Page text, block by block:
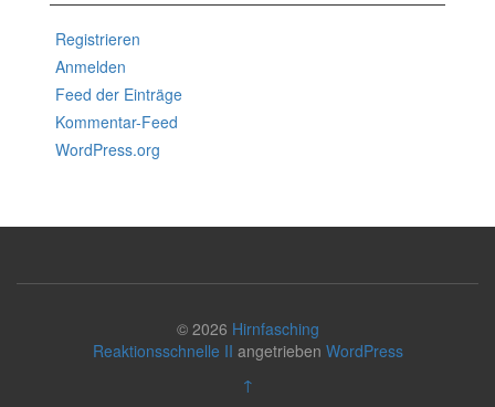
Registrieren
Anmelden
Feed der Einträge
Kommentar-Feed
WordPress.org
© 2026 Hirnfasching
Reaktionsschnelle II angetrieben WordPress
↑